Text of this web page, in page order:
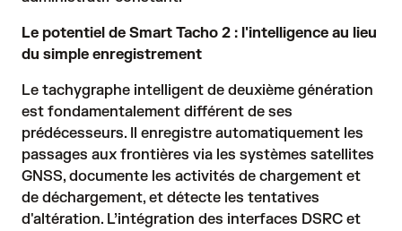
Le potentiel de Smart Tacho 2 : l'intelligence au lieu
du simple enregistrement
Le tachygraphe intelligent de deuxième génération
est fondamentalement différent de ses
prédécesseurs. Il enregistre automatiquement les
passages aux frontières via les systèmes satellites
GNSS, documente les activités de chargement et
de déchargement, et détecte les tentatives
d'altération. L’intégration des interfaces DSRC et